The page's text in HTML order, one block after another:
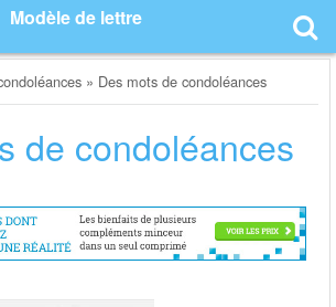
Modèle de lettre
» Des mots de condoléances
de condoléances